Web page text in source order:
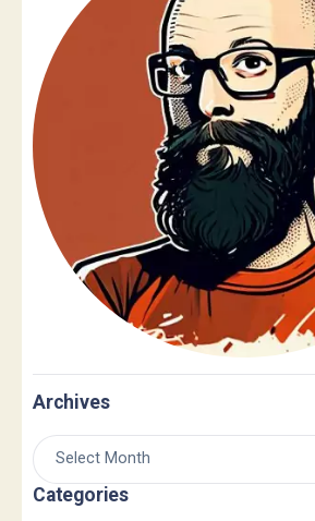
Archives
Categories